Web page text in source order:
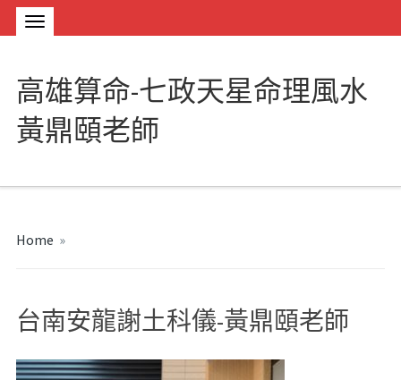
高雄算命-七政天星命理風水
黃鼎頤老師
Home »
台南安龍謝土科儀-黃鼎頤老師